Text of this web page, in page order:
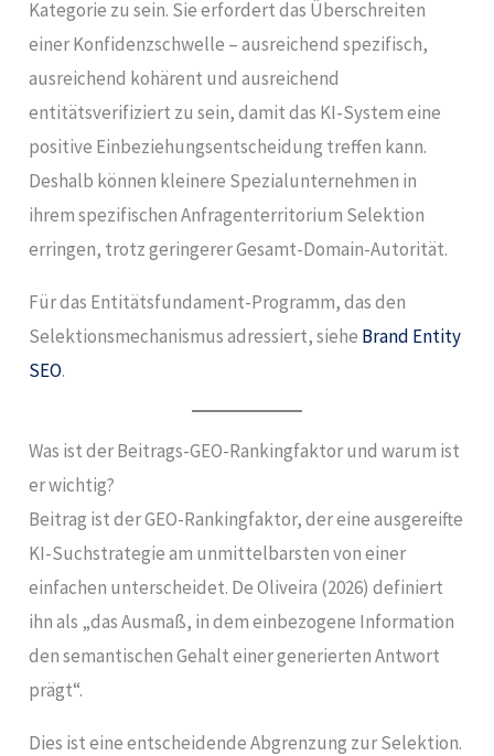
Kategorie zu sein. Sie erfordert das Überschreiten
einer Konfidenzschwelle – ausreichend spezifisch,
ausreichend kohärent und ausreichend
entitätsverifiziert zu sein, damit das KI-System eine
positive Einbeziehungsentscheidung treffen kann.
Deshalb können kleinere Spezialunternehmen in
ihrem spezifischen Anfragenterritorium Selektion
erringen, trotz geringerer Gesamt-Domain-Autorität.
Für das Entitätsfundament-Programm, das den
Selektionsmechanismus adressiert, siehe Brand Entity
SEO.
Was ist der Beitrags-GEO-Rankingfaktor und warum ist
er wichtig?
Beitrag ist der GEO-Rankingfaktor, der eine ausgereifte
KI-Suchstrategie am unmittelbarsten von einer
einfachen unterscheidet. De Oliveira (2026) definiert
ihn als „das Ausmaß, in dem einbezogene Information
den semantischen Gehalt einer generierten Antwort
prägt“.
Dies ist eine entscheidende Abgrenzung zur Selektion.